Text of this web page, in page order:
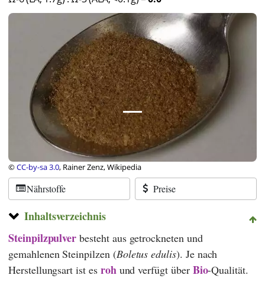
©CC-by-sa 3.0, Rainer Zenz, Wikipedia
Nährstoffe Preise
Inhaltsverzeichnis
Steinpilzpulver besteht aus getrockneten und
gemahlenen Steinpilzen (Boletus edulis). Je nach
Herstellungsart ist es roh und verfügt über Bio-Qualität.